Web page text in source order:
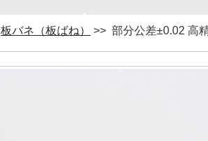
板バネ（板ばね） >> 部分公差±0.02 高